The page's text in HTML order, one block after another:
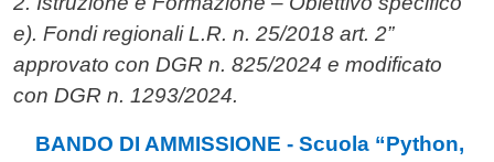
e). Fondi regionali L.R. n. 25/2018 art. 2”
approvato con DGR n. 825/2024 e modificato
con DGR n. 1293/2024.
Allegati
Documento
BANDO DI AMMISSIONE - Scuola “Python,